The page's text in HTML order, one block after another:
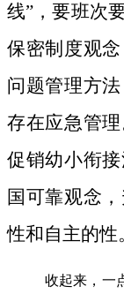
线”，要班次
保密制度观
问题管理方
存在应急管
促销幼小衔
国可靠观念
性和自主的性
收起来，一